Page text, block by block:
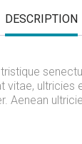
DESCRIPTION
vitae,
Aenean